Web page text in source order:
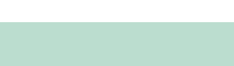
страны. Дети обучаются из